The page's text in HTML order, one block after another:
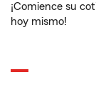
¡Comience su
hoy mismo!